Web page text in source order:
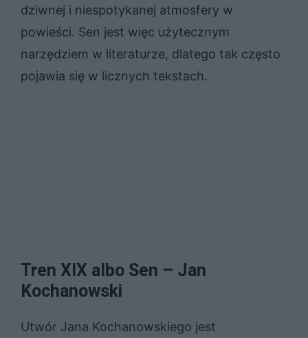
dziwnej i niespotykanej atmosfery w
powieści. Sen jest więc użytecznym
narzędziem w literaturze, dlatego tak często
pojawia się w licznych tekstach.
Tren XIX albo Sen – Jan
Kochanowski
Utwór Jana Kochanowskiego jest